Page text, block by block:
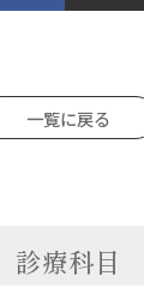
一覧に戻る
診療科目